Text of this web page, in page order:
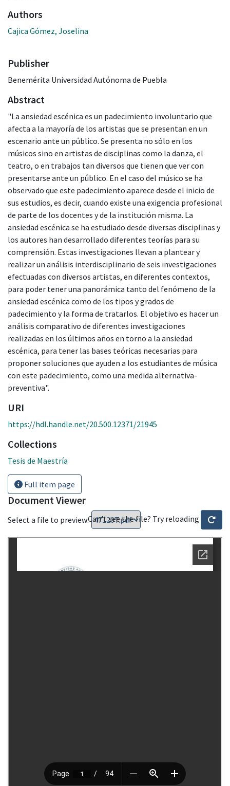
Authors
Cajica Gómez, Joselina
Publisher
Benemérita Universidad Autónoma de Puebla
Abstract
"La ansiedad escénica es un padecimiento involuntario que
afecta a la mayoría de los artistas que se presentan en un
escenario ante un público. Se presenta no sólo en los
músicos sino en artistas de disciplinas como la danza, el
teatro, o en trabajos tan diversos que tienen que ver con
presentarse ante un público. En el caso del músico se ha
observado que este padecimiento aparece desde el inicio de
sus estudios, es decir, cuando existe una exigencia profesional
de parte de los docentes y de la institución misma. La
ansiedad escénica se ha estudiado desde diversas disciplinas y
los autores han desarrollado diferentes teorías para su
comprensión. Estas investigaciones llevan a plantear y
realizar un análisis interdisciplinario de seis investigaciones
efectuadas con diversos artistas, en diferentes contextos,
para poder tener una panorámica tanto del fenómeno de la
ansiedad escénica como de los tipos y grados de
padecimiento y la forma de tratarlos. El objetivo es hacer un
análisis comparativo de diferentes investigaciones
realizadas en los últimos años en torno a la ansiedad
escénica, para tener las bases teóricas necesarias para
proponer soluciones que ayuden a los estudiantes de música
con este padecimiento, como una medida alternativa-
preventiva".
URI
https://hdl.handle.net/20.500.12371/21945
Collections
Tesis de Maestría
Full item page
Document Viewer
Select a file to preview:Can't see the file? Try reloading